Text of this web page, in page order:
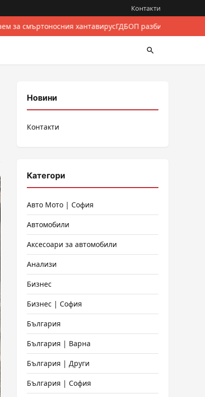
Контакти
за смъртоносния хантавирусГДБОП разби
Новини
Контакти
Категори
Авто Мото | София
Автомобили
Аксесоари за автомобили
Анализи
Бизнес
Бизнес | София
България
България | Варна
България | Други
България | София